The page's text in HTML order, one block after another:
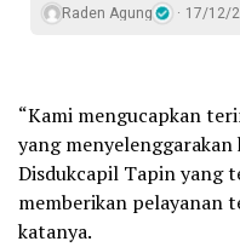
Raden Agung 17/12/
“Kami mengucapkan
yang
Disdukcapil Tapin yang
memberikan pelayanan
katanya.